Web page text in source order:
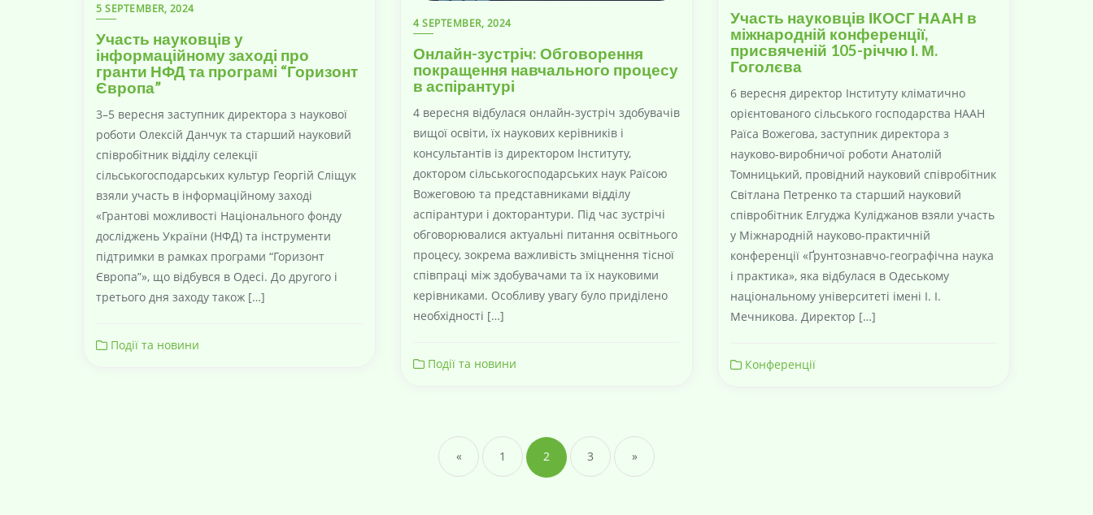
Участь науковців ІКОСГ НААН в
міжнародній конференції,
присвяченій 105-річчю І. М.
Гоголєва
6 вересня директор Інституту кліматично
орієнтованого сільського господарства НААН
Раїса Вожегова, заступник директора з
науково-виробничої роботи Анатолій
Томницький, провідний науковий співробітник
Світлана Петренко та старший науковий
співробітник Елгуджа Куліджанов взяли участь
у Міжнародній науково-практичній
конференції «Ґрунтознавчо-географічна наука
і практика», яка відбулася в Одеському
національному університеті імені І. І.
Мечникова. Директор […]
Конференції
5 SEPTEMBER, 2024
Участь науковців у
інформаційному заході про
гранти НФД та програмі “Горизонт
Європа”
3–5 вересня заступник директора з наукової
роботи Олексій Данчук та старший науковий
співробітник відділу селекції
сільськогосподарських культур Георгій Сліщук
взяли участь в інформаційному заході
«Грантові можливості Національного фонду
досліджень України (НФД) та інструменти
підтримки в рамках програми “Горизонт
Європа”», що відбувся в Одесі. До другого і
третього дня заходу також […]
Події та новини
4 SEPTEMBER, 2024
Онлайн-зустріч: Обговорення
покращення навчального процесу
в аспірантурі
4 вересня відбулася онлайн-зустріч здобувачів
вищої освіти, їх наукових керівників і
консультантів із директором Інституту,
доктором сільськогосподарських наук Раїсою
Вожеговою та представниками відділу
аспірантури і докторантури. Під час зустрічі
обговорювалися актуальні питання освітнього
процесу, зокрема важливість зміцнення тісної
співпраці між здобувачами та їх науковими
керівниками. Особливу увагу було приділено
необхідності […]
Події та новини
« 1 2 3 »